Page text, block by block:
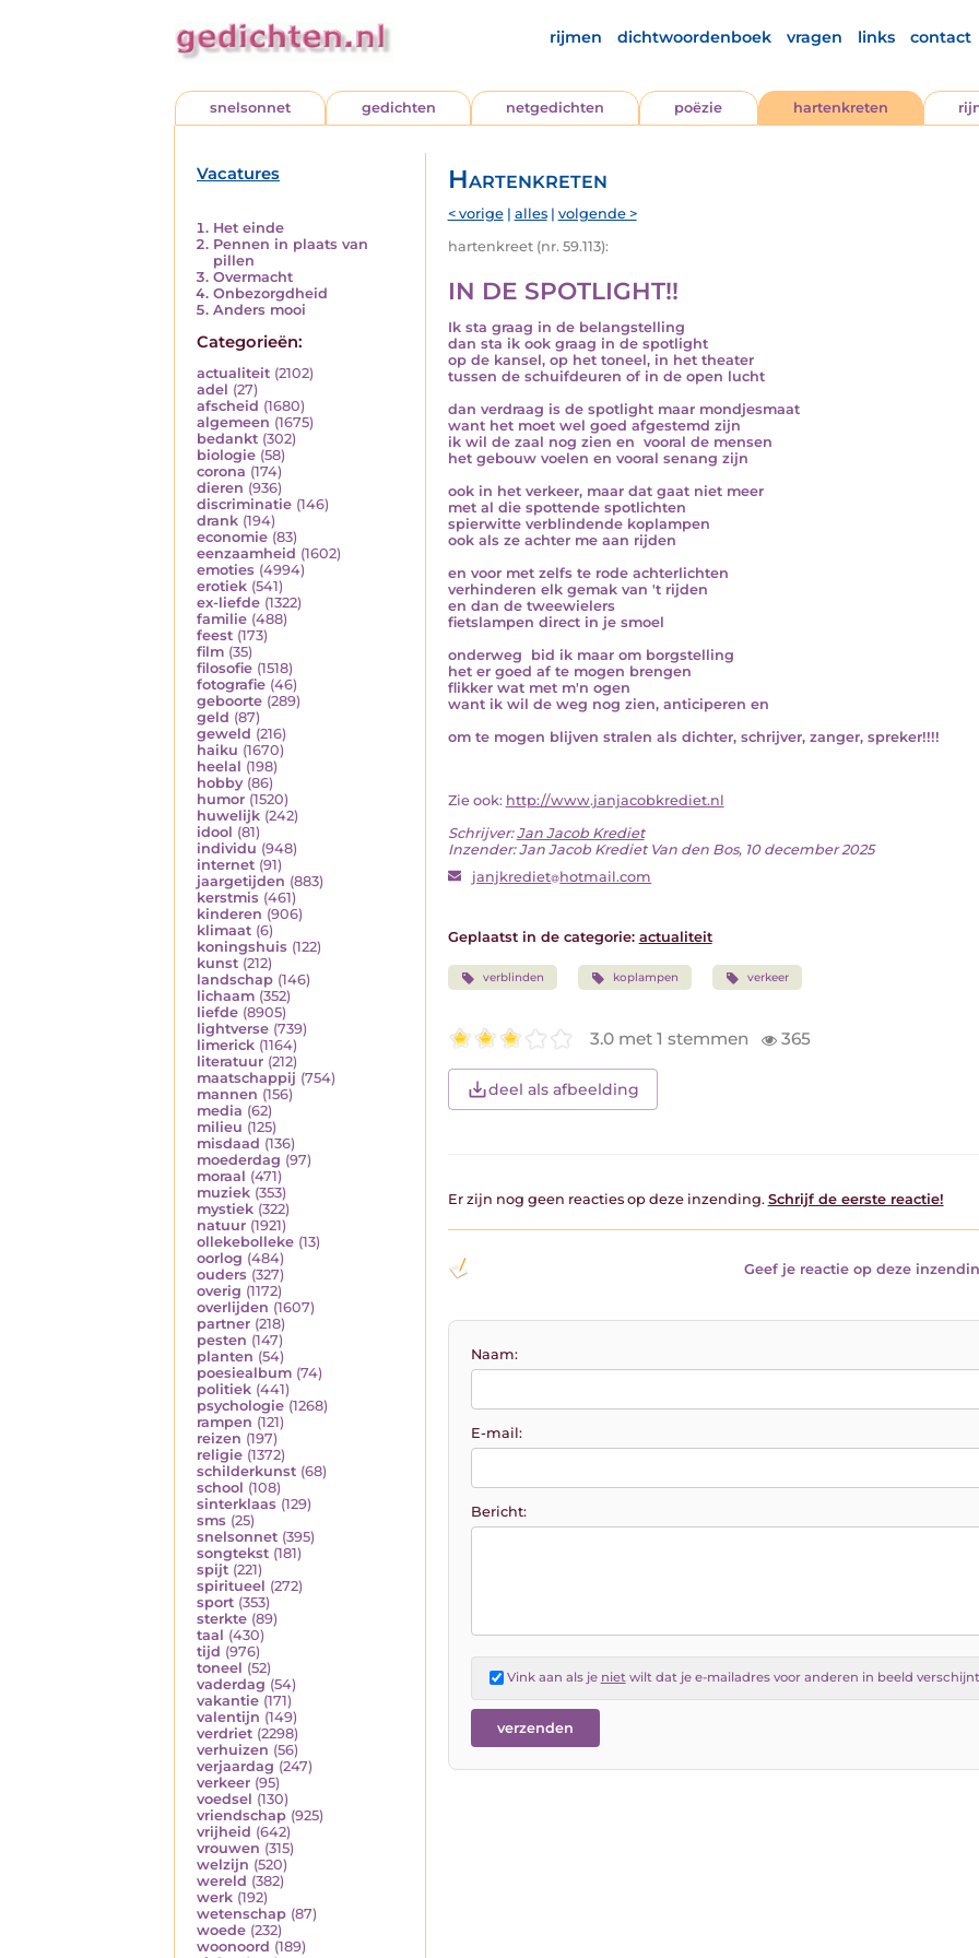
rijmen dichtwoordenboek vragen links contact
snelsonnet gedichten netgedichten poëzie hartenkreten
Vacatures
Het einde
Pennen in plaats van
pillen
Overmacht
Onbezorgdheid
Anders mooi
Categorieën:
actualiteit (2102)
adel (27)
afscheid (1680)
algemeen (1675)
bedankt (302)
biologie (58)
corona (174)
dieren (936)
discriminatie (146)
drank (194)
economie (83)
eenzaamheid (1602)
emoties (4994)
erotiek (541)
ex-liefde (1322)
familie (488)
feest (173)
film (35)
filosofie (1518)
fotografie (46)
geboorte (289)
geld (87)
geweld (216)
haiku (1670)
heelal (198)
hobby (86)
humor (1520)
huwelijk (242)
idool (81)
individu (948)
internet (91)
jaargetijden (883)
kerstmis (461)
kinderen (906)
klimaat (6)
koningshuis (122)
kunst (212)
landschap (146)
lichaam (352)
liefde (8905)
lightverse (739)
limerick (1164)
literatuur (212)
maatschappij (754)
mannen (156)
media (62)
milieu (125)
misdaad (136)
moederdag (97)
moraal (471)
muziek (353)
mystiek (322)
natuur (1921)
ollekebolleke (13)
oorlog (484)
ouders (327)
overig (1172)
overlijden (1607)
partner (218)
pesten (147)
planten (54)
poesiealbum (74)
politiek (441)
psychologie (1268)
rampen (121)
reizen (197)
religie (1372)
schilderkunst (68)
school (108)
sinterklaas (129)
sms (25)
snelsonnet (395)
songtekst (181)
spijt (221)
spiritueel (272)
sport (353)
sterkte (89)
taal (430)
tijd (976)
toneel (52)
vaderdag (54)
vakantie (171)
valentijn (149)
verdriet (2298)
verhuizen (56)
verjaardag (247)
verkeer (95)
voedsel (130)
vriendschap (925)
vrijheid (642)
vrouwen (315)
welzijn (520)
wereld (382)
werk (192)
wetenschap (87)
woede (232)
woonoord (189)
Hartenkreten
< vorige| alles| volgende >
hartenkreet (nr. 59.113):
IN DE SPOTLIGHT!!
Ik sta graag in de belangstelling
dan sta ik ook graag in de spotlight
op de kansel, op het toneel, in het theater
tussen de schuifdeuren of in de open lucht
dan verdraag is de spotlight maar mondjesmaat
want het moet wel goed afgestemd zijn
ik wil de zaal nog zien en vooral de mensen
het gebouw voelen en vooral senang zijn
ook in het verkeer, maar dat gaat niet meer
met al die spottende spotlichten
spierwitte verblindende koplampen
ook als ze achter me aan rijden
en voor met zelfs te rode achterlichten
verhinderen elk gemak van 't rijden
en dan de tweewielers
fietslampen direct in je smoel
onderweg bid ik maar om borgstelling
het er goed af te mogen brengen
flikker wat met m'n ogen
want ik wil de weg nog zien, anticiperen en
om te mogen blijven stralen als dichter, schrijver, zanger, spreker!!!!
Zie ook: http://www.janjacobkrediet.nl
Schrijver:Jan Jacob Krediet
Inzender: Jan Jacob Krediet Van den Bos, 10 december 2025
janjkrediet hotmail.com
Geplaatst in de categorie: actualiteit
verblinden koplampen verkeer
3.0 met 1 stemmen 365
deel als afbeelding
Er zijn nog geen reacties op deze inzending. Schrijf de eerste reactie!
Geef je reactie op deze
Naam:
E-mail:
Bericht:
Vink aan als je nietwilt dat je e-mailadres voor anderen in beeld verschijnt